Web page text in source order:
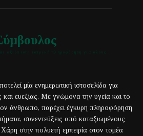
μία ενημερωτική ιστοσελίδα για
και ευεξίας. Με γνώμονα την υγεία και το
άνθρωπο, παρέχει έγκυρη πληροφόρηση
συνεντεύξεις από καταξιωμένους
Χάρη στην πολυετή εμπειρία στον τομέα